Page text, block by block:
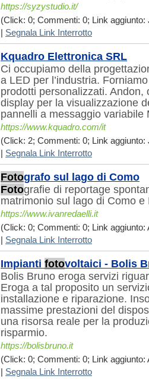
https://syzystudio.it/
(Click: 0; Commenti: 0; Link aggiunto:
Segnala Link Interrotto
Kquadro Elettronica SRL
Ci occupiamo della
a LED per l’industria.
prodotti personalizzati. Andon,
display per la visualizzazione
pannelli a messaggio variabile
https://www.kquadro.com/it
(Click: 2; Commenti: 0; Link aggiunto:
Segnala Link Interrotto
Fotografo sul lago di Como
Fotografie di reportage
matrimonio sul lago di Como e
https://www.ivanredaelli.it
(Click: 0; Commenti: 0; Link aggiunto:
Segnala Link Interrotto
Impianti fotovoltaici - Bolis
Bolis Bruno eroga servizi
Eroga a tal proposito un
installazione e riparazione.
massime prestazioni del
una risorsa reale per la
risparmio.
https://bolisbruno.it
(Click: 0; Commenti: 0; Link aggiunto:
Segnala Link Interrotto